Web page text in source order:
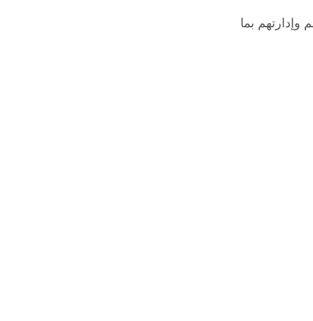
وإدارتهم بما